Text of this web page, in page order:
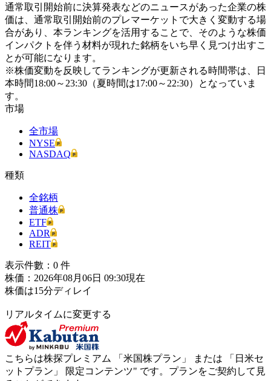
通常取引開始前に決算発表などのニュースがあった企業の株
価は、通常取引開始前のプレマーケットで大きく変動する場
合があり、本ランキングを活用することで、そのような株価
インパクトを伴う材料が現れた銘柄をいち早く見つけ出すこ
とが可能になります。
※株価変動を反映してランキングが更新される時間帯は、日
本時間18:00～23:30（夏時間は17:00～22:30）となっていま
す。
市場
全市場
NYSE
NASDAQ
種類
全銘柄
普通株
ETF
ADR
REIT
表示件數： 0 件
株価：2026年08月06日 09:30現在
株価は15分ディレイ
リアルタイムに変更する
こちらは株探プレミアム 「 米国株プラン 」 または 「 日米セ
ットプラン 」 限定コンテンツ" です。プランをご契約して見